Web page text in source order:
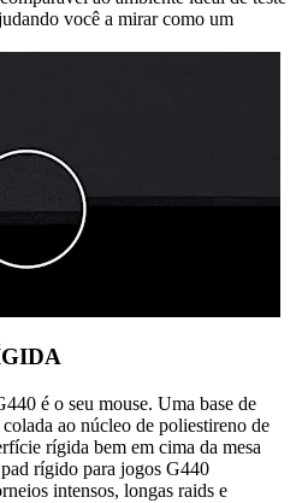
você a mirar como um
é o seu mouse. Uma base de
ao núcleo de poliestireno de
rígida bem em cima da mesa
rígido para jogos G440
intensos, longas raids e